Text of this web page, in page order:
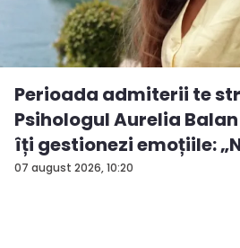
07 august 2026, 10:20
Perioada admiterii te
Psihologul Aurelia
îți gestionezi emoțiile:
rezu...